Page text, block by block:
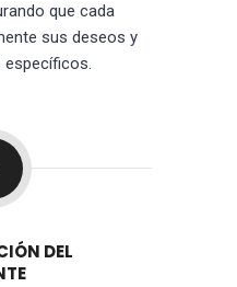
que cada
sus deseos y
específicos.
DEL